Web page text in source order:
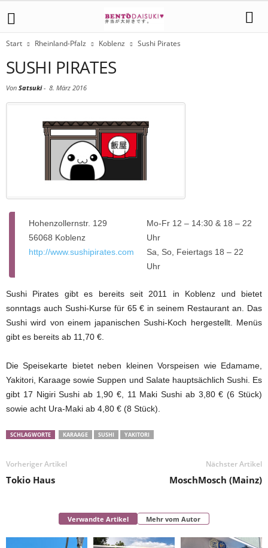
Start Rheinland-Pfalz Koblenz Sushi Pirates
SUSHI PIRATES
Von Satsuki- 8. März 2016
Hohenzollernstr. 129
56068 Koblenz
http://www.sushipirates.com
Mo-Fr 12 – 14:30 & 18 – 22
Uhr
Sa, So, Feiertags 18 – 22
Uhr
Sushi Pirates gibt es bereits seit 2011 in Koblenz und bietet
sonntags auch Sushi-Kurse für 65 € in seinem Restaurant an. Das
Sushi wird von einem japanischen Sushi-Koch hergestellt. Menüs
gibt es bereits ab 11,70 €.
Die Speisekarte bietet neben kleinen Vorspeisen wie Edamame,
Yakitori, Karaage sowie Suppen und Salate hauptsächlich Sushi. Es
gibt 17 Nigiri Sushi ab 1,90 €, 11 Maki Sushi ab 3,80 € (6 Stück)
sowie acht Ura-Maki ab 4,80 € (8 Stück).
SCHLAGWORTE KARAAGE SUSHI YAKITORI
Vorheriger Artikel
Tokio Haus
Nächster Artikel
MoschMosch (Mainz)
Verwandte Artikel Mehr vom Autor